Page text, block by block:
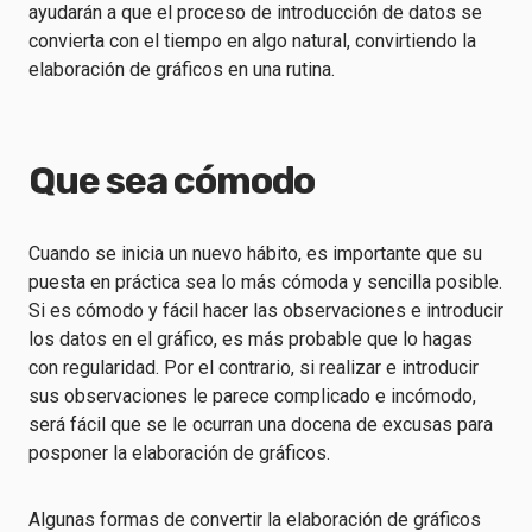
ayudarán a que el proceso de introducción de datos se
convierta con el tiempo en algo natural, convirtiendo la
elaboración de gráficos en una rutina.
Que sea cómodo
Cuando se inicia un nuevo hábito, es importante que su
puesta en práctica sea lo más cómoda y sencilla posible.
Si es cómodo y fácil hacer las observaciones e introducir
los datos en el gráfico, es más probable que lo hagas
con regularidad. Por el contrario, si realizar e introducir
sus observaciones le parece complicado e incómodo,
será fácil que se le ocurran una docena de excusas para
posponer la elaboración de gráficos.
Algunas formas de convertir la elaboración de gráficos